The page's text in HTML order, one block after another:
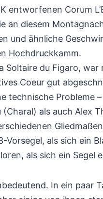
entworfenen Corum
an diesem
und ähnliche
Hochdruckkamm.
Soltaire du Figaro,
Coeur gut
technische Probleme
als auch Alex
als sich ein
als sich ein Segel
In ein paar